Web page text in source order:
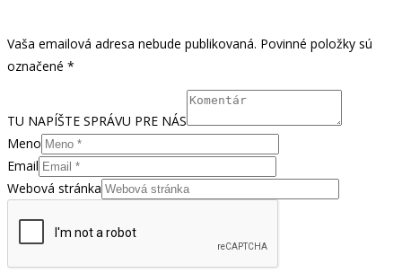
Vaša emailová adresa nebude publikovaná. Povinné položky sú
označené *
TU NAPÍŠTE SPRÁVU PRE NÁS
Meno
Email
Webová stránka